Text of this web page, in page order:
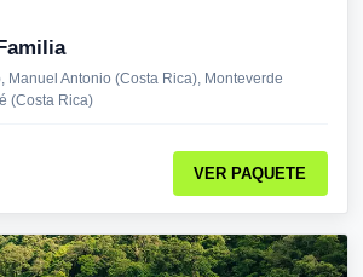
Manuel Antonio (Costa Rica), Monteverde
(Costa Rica)
VER PAQUETE